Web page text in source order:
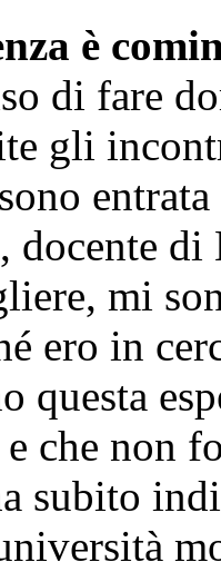
è
di fare
gli
docente di
mi
ero in
questa
che non
subito